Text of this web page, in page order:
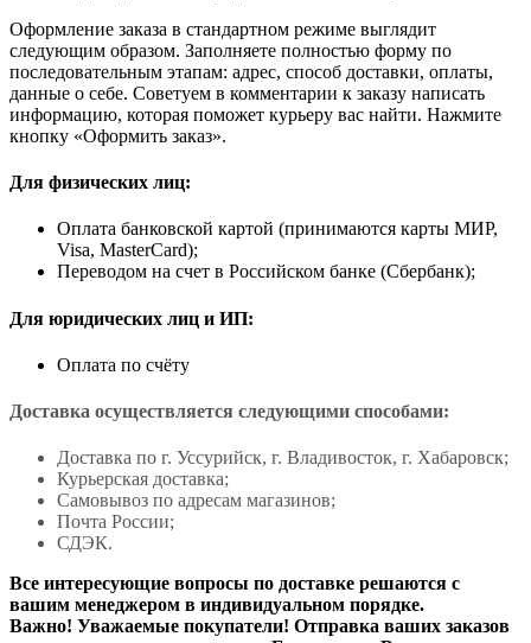
Оформление заказа в стандартном режиме выглядит
следующим образом. Заполняете полностью форму по
последовательным этапам: адрес, способ доставки, оплаты,
данные о себе. Советуем в комментарии к заказу написать
информацию, которая поможет курьеру вас найти. Нажмите
кнопку «Оформить заказ».
Для физических лиц:
Оплата банковской картой (принимаются карты МИР,
Visa, MasterCard);
Переводом на счет в Российском банке (Сбербанк);
Для юридических лиц и ИП:
Оплата по счёту
Доставка осуществляется следующими способами:
Доставка по г. Уссурийск, г. Владивосток, г. Хабаровск;
Курьерская доставка;
Самовывоз по адресам магазинов;
Почта России;
СДЭК.
Все интересующие вопросы по доставке решаются с
вашим менеджером в индивидуальном порядке.
Важно! Уважаемые покупатели! Отправка ваших заказов